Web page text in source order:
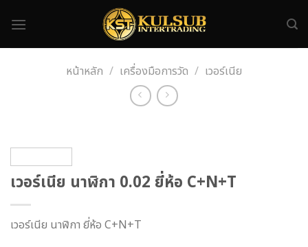
หน้าหลัก / เครื่องมือการวัด / เวอร์เนีย
เวอร์เนีย นาฬิกา 0.02 ยี่ห้อ C+N+T
เวอร์เนีย นาฬิกา ยี่ห้อ C+N+T